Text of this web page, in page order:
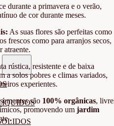
durante a primavera e o verão,
de cor durante meses.
As suas flores são perfeitas como
frescos como para arranjos secos,
atraente.
rústica, resistente e de baixa
a solos pobres e climas variados,
experientes.
são 100% orgânicas,
promovendo um jardim
.